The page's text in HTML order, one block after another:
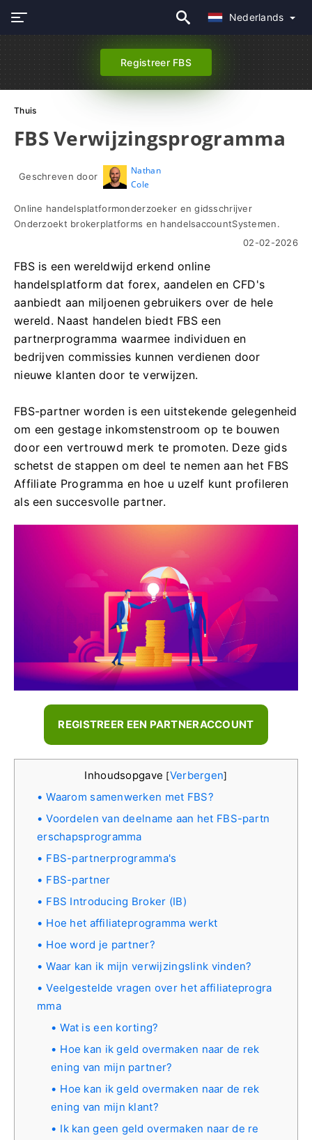
Nederlands
Registreer FBS
Thuis
FBS Verwijzingsprogramma
Geschreven door
Nathan
Cole
Online handelsplatformonderzoeker en gidsschrijver
Onderzoekt brokerplatforms en handelsaccountSystemen.
02-02-2026
FBS is een wereldwijd erkend online
handelsplatform dat forex, aandelen en CFD's
aanbiedt aan miljoenen gebruikers over de hele
wereld. Naast handelen biedt FBS een
partnerprogramma waarmee individuen en
bedrijven commissies kunnen verdienen door
nieuwe klanten door te verwijzen.
FBS-partner worden is een uitstekende gelegenheid
om een ​​gestage inkomstenstroom op te bouwen
door een vertrouwd merk te promoten. Deze gids
schetst de stappen om deel te nemen aan het FBS
Affiliate Programma en hoe u uzelf kunt profileren
als een succesvolle partner.
REGISTREER EEN PARTNERACCOUNT
Inhoudsopgave [Verbergen]
Waarom samenwerken met FBS?
Voordelen van deelname aan het FBS-partn
erschapsprogramma
FBS-partnerprogramma's
FBS-partner
FBS Introducing Broker (IB)
Hoe het affiliateprogramma werkt
Hoe word je partner?
Waar kan ik mijn verwijzingslink vinden?
Veelgestelde vragen over het affiliateprogra
mma
Wat is een korting?
Hoe kan ik geld overmaken naar de rek
ening van mijn partner?
Hoe kan ik geld overmaken naar de rek
ening van mijn klant?
Ik kan geen geld overmaken naar de re